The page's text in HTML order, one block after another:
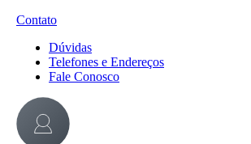
Contato
Dúvidas
Telefones e Endereços
Fale Conosco